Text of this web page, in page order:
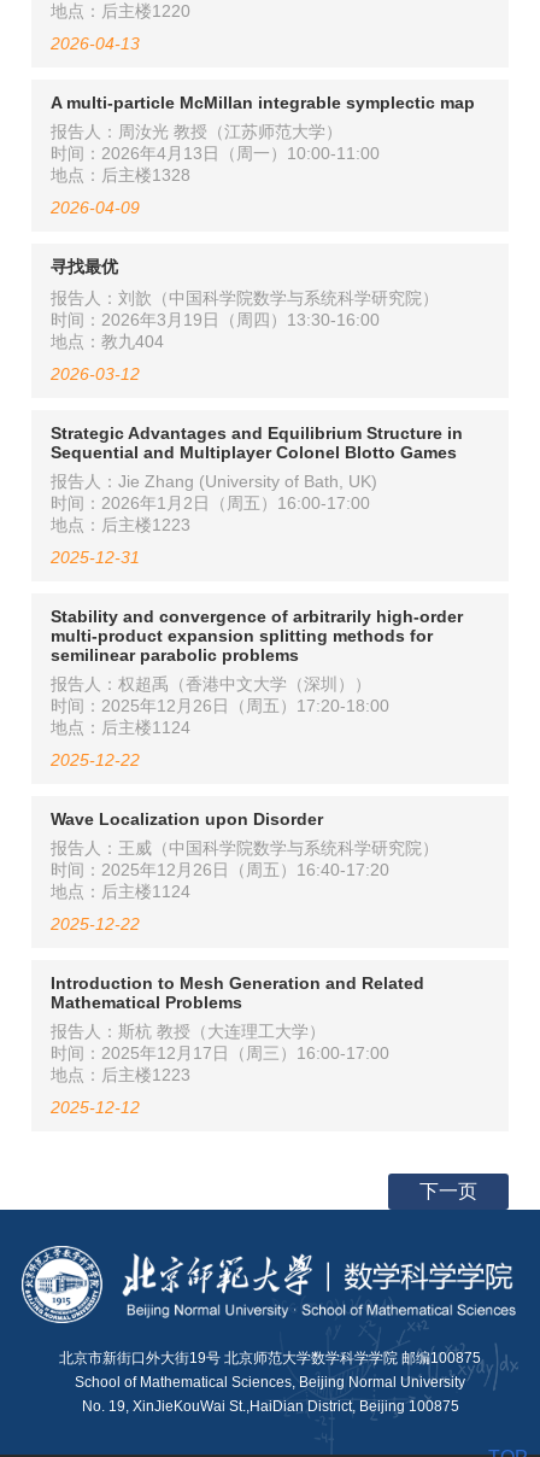
地点：后主楼1220
2026-04-13
A multi-particle McMillan integrable symplectic map
报告人：周汝光 教授（江苏师范大学）
时间：2026年4月13日（周一）10:00-11:00
地点：后主楼1328
2026-04-09
寻找最优
报告人：刘歆（中国科学院数学与系统科学研究院）
时间：2026年3月19日（周四）13:30-16:00
地点：教九404
2026-03-12
Strategic Advantages and Equilibrium Structure in
Sequential and Multiplayer Colonel Blotto Games
报告人：Jie Zhang (University of Bath, UK)
时间：2026年1月2日（周五）16:00-17:00
地点：后主楼1223
2025-12-31
Stability and convergence of arbitrarily high-order
multi-product expansion splitting methods for
semilinear parabolic problems
报告人：权超禹（香港中文大学（深圳））
时间：2025年12月26日（周五）17:20-18:00
地点：后主楼1124
2025-12-22
Wave Localization upon Disorder
报告人：王威（中国科学院数学与系统科学研究院）
时间：2025年12月26日（周五）16:40-17:20
地点：后主楼1124
2025-12-22
Introduction to Mesh Generation and Related
Mathematical Problems
报告人：斯杭 教授（大连理工大学）
时间：2025年12月17日（周三）16:00-17:00
地点：后主楼1223
2025-12-12
下一页
北京市新街口外大街19号 北京师范大学数学科学学院 邮编100875
School of Mathematical Sciences, Beijing Normal University
No. 19, XinJieKouWai St.,HaiDian District, Beijing 100875